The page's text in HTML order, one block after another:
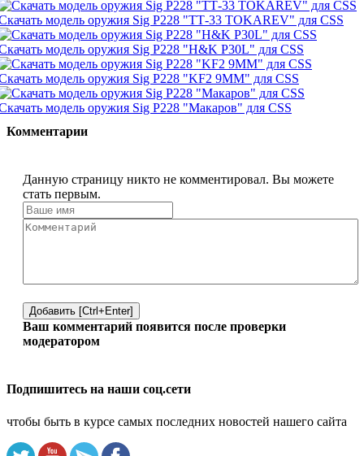
модель оружия Sig P228 "ТТ-33 TOKAREV" для CSS
модель оружия Sig P228 "H&K P30L" для CSS
модель оружия Sig P228 "KF2 9MM" для CSS
модель оружия Sig P228 "Макаров" для CSS
Комментарии
Данную страницу никто не комментировал. Вы можете
стать первым.
Добавить [Ctrl+Enter]
Ваш комментарий появится после проверки
модератором
Подпишитесь на наши соц.сети
чтобы быть в курсе самых последних новостей нашего сайта